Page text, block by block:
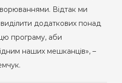
Відтак ми
додаткових понад
програму, аби
наших мешканців», –